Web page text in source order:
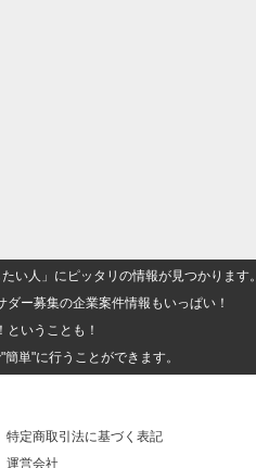
い人」にピッタリの情報が見つかります。
ー募集の企業案件情報もいっぱい！
いうことも！
単"に行うことができます。
特定商取引法に基づく表記
運営会社